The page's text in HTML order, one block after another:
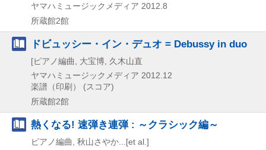
ヤマハミュージックメディア 2012.8
所蔵館2館
ドビュッシー・イン・デュオ = Debussy in duo
[ピアノ編曲, 大宝博, 久木山直
ヤマハミュージックメディア 2012.12
楽譜（印刷） (スコア)
所蔵館2館
熱くなる! 速弾き連弾 : ～クラシック編～
ピアノ編曲, 秋山さやか...[et al.]